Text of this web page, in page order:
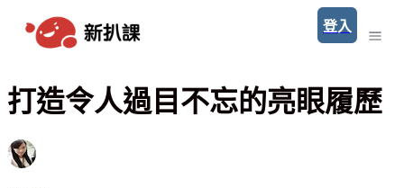
登入
打造令人過目不忘的亮眼履歷